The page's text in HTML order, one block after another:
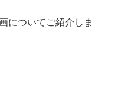
についてご紹介しま